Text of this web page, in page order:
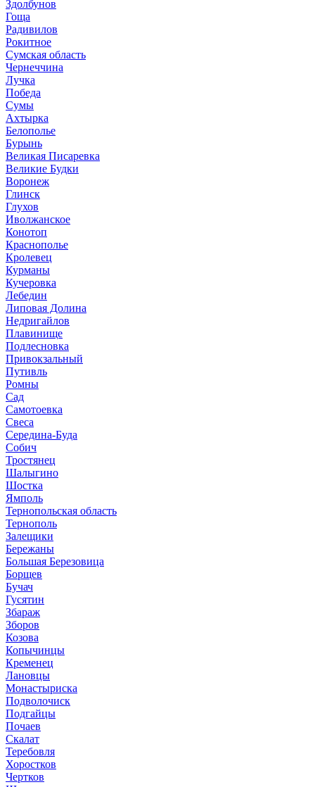
Здолбунов
Гоща
Радивилов
Рокитное
Сумская область
Чернеччина
Лучка
Победа
Сумы
Ахтырка
Белополье
Бурынь
Великая Писаревка
Великие Будки
Воронеж
Глинск
Глухов
Иволжанское
Конотоп
Краснополье
Кролевец
Курманы
Кучеровка
Лебедин
Липовая Долина
Недригайлов
Плавинище
Подлесновка
Привокзальный
Путивль
Ромны
Сад
Самотоевка
Свеса
Середина-Буда
Собич
Тростянец
Шалыгино
Шостка
Ямполь
Тернопольская область
Тернополь
Залещики
Бережаны
Большая Березовица
Борщев
Бучач
Гусятин
Збараж
Зборов
Козова
Копычинцы
Кременец
Лановцы
Монастыриска
Подволочиск
Подгайцы
Почаев
Скалат
Теребовля
Хоростков
Чертков